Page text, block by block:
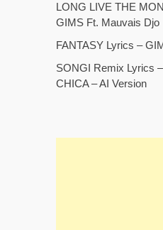
LONG LIVE THE
GIMS Ft. Mauvais Djo
FANTASY Lyrics –
SONGI Remix Lyrics
CHICA – AI Version